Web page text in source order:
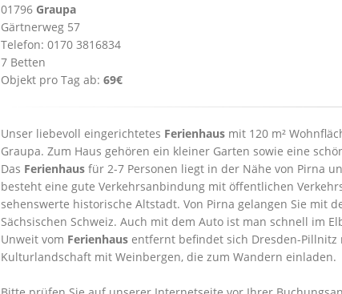
01796 Graupa
Gärtnerweg 57
Telefon: 0170 3816834
7 Betten
Objekt pro Tag ab: 69€
Unser liebevoll eingerichtetes Ferienhaus mit 120 m²
Graupa. Zum Haus gehören ein kleiner Garten sowie eine
Das Ferienhaus für 2-7 Personen liegt in der Nähe von Pirna
besteht eine gute Verkehrsanbindung mit öffentlichen
sehenswerte historische Altstadt. Von Pirna gelangen Sie mit
Sächsischen Schweiz. Auch mit dem Auto ist man schnell im
Unweit vom Ferienhaus entfernt befindet sich Dresden-
Kulturlandschaft mit Weinbergen, die zum Wandern einladen.